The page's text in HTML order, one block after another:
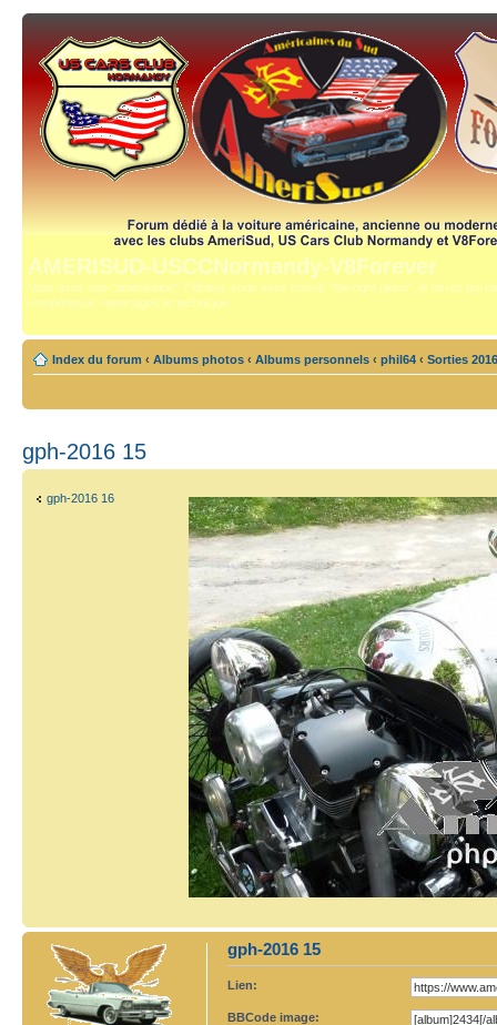
AMERISUD-USCCNormandy-V8Forever
Vous avez une "américaine" ? Bravo, vous avez trouvé "the right place", le forum qui
compétence, reportages et technique.
Index du forum ‹ Albums photos ‹ Albums personnels ‹ phil64 ‹ Sorties 2016
gph-2016 15
gph-2016 16
gph-2016 15
Lien:
BBCode image: